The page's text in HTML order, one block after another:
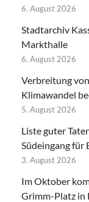
6. August 2026
Stadtarchiv
Markthalle
6. August 2026
Verbreitung
Klimawandel
5. August 2026
Liste guter
Südeingang für
3. August 2026
Im Oktober
Grimm-Platz in